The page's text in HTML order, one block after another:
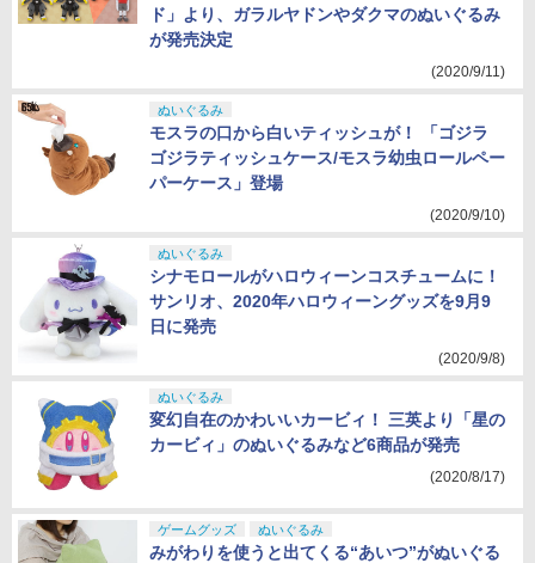
ド」より、ガラルヤドンやダクマのぬいぐるみ
が発売決定
(2020/9/11)
ぬいぐるみ
モスラの口から白いティッシュが！ 「ゴジラ
ゴジラティッシュケース/モスラ幼虫ロールペー
パーケース」登場
(2020/9/10)
ぬいぐるみ
シナモロールがハロウィーンコスチュームに！
サンリオ、2020年ハロウィーングッズを9月9
日に発売
(2020/9/8)
ぬいぐるみ
変幻自在のかわいいカービィ！ 三英より「星の
カービィ」のぬいぐるみなど6商品が発売
(2020/8/17)
ゲームグッズ ぬいぐるみ
みがわりを使うと出てくる“あいつ”がぬいぐる